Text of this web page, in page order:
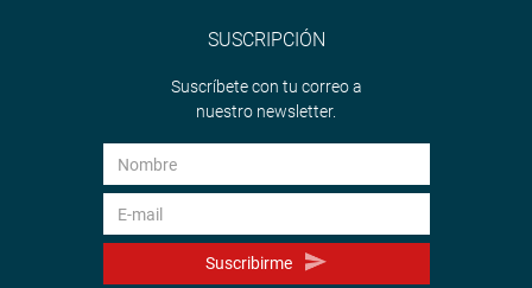
SUSCRIPCIÓN
Suscríbete con tu correo a
nuestro newsletter.
Suscribirme